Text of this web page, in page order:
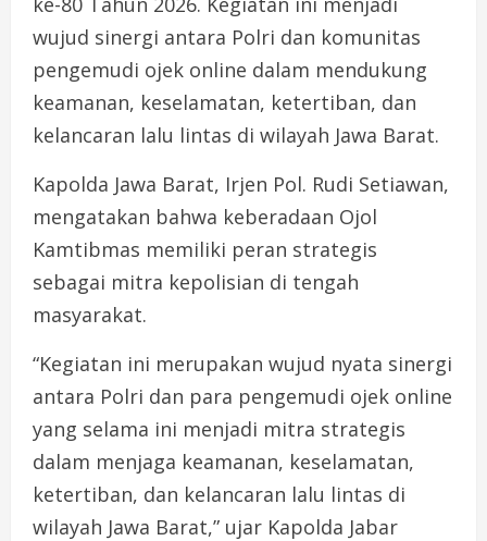
wujud sinergi antara Polri dan komunitas
pengemudi ojek online dalam mendukung
keamanan, keselamatan, ketertiban, dan
kelancaran lalu lintas di wilayah Jawa Barat.
Kapolda Jawa Barat, Irjen Pol. Rudi Setiawan,
mengatakan bahwa keberadaan Ojol
Kamtibmas memiliki peran strategis
sebagai mitra kepolisian di tengah
masyarakat.
“Kegiatan ini merupakan wujud nyata sinergi
antara Polri dan para pengemudi ojek online
yang selama ini menjadi mitra strategis
dalam menjaga keamanan, keselamatan,
ketertiban, dan kelancaran lalu lintas di
wilayah Jawa Barat,” ujar Kapolda Jabar